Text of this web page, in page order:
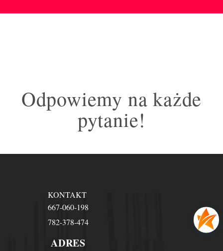
Odpowiemy na każde
pytanie!
ADRES
KONTAKT
667-060-198
782-378-474